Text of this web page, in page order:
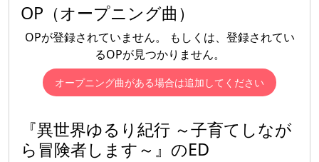
OP（オープニング曲）
OPが登録されていません。 もしくは、登録されてい
るOPが見つかりません。
オープニング曲がある場合は追加してください
『異世界ゆるり紀行 ～子育てしなが
ら冒険者します～』のED